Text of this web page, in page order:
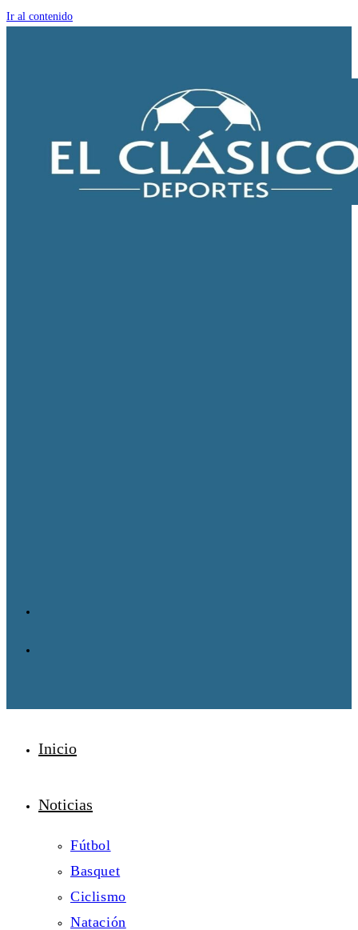
Ir al contenido
Inicio
Noticias
Fútbol
Basquet
Ciclismo
Natación